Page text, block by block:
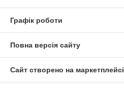
Графік роботи
Повна версія сайту
Сайт створено на маркетплейсі